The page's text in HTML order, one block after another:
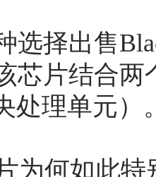
选择出售
芯片结合两
处理单元）
为何如此特